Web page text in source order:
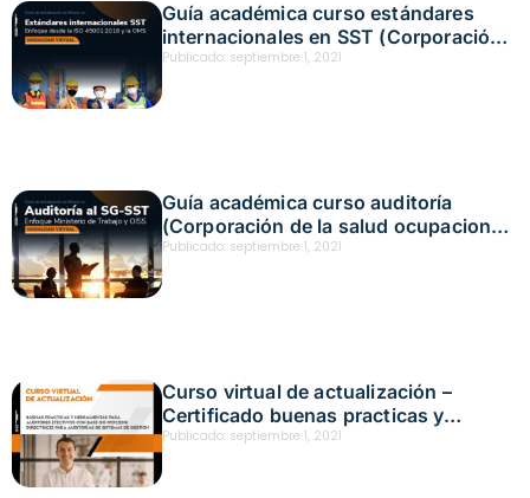
Guía académica curso estándares
internacionales en SST (Corporación
de la salud ocupacional y ambiental y
Positiva)
Publicado: septiembre 1, 2021
Guía académica curso auditoría
(Corporación de la salud ocupacional
y ambiental y Positiva)
Publicado: septiembre 1, 2021
Curso virtual de actualización –
Certificado buenas practicas y
herramientas para auditores efectivos
Publicado: septiembre 1, 2021